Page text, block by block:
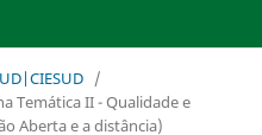
/
Temática II - Qualidade e
Aberta e a distância)